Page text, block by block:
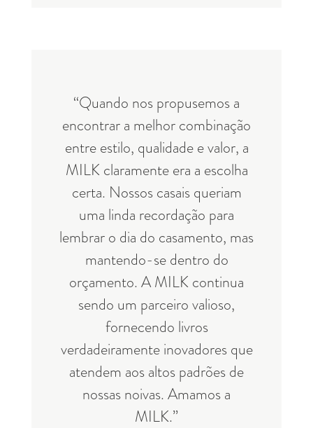
“Quando nos propusemos a
encontrar a melhor combinação
entre estilo, qualidade e valor, a
MILK claramente era a escolha
certa. Nossos casais queriam
uma linda recordação para
lembrar o dia do casamento, mas
mantendo-se dentro do
orçamento. A MILK continua
sendo um parceiro valioso,
fornecendo livros
verdadeiramente inovadores que
atendem aos altos padrões de
nossas noivas. Amamos a
MILK.”